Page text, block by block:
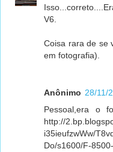
V6.
Coisa rara de se
em fotografia).
Anônimo 28/11/
Pessoal,era o
http://
i35ieufzwWw/
Do/s1600/